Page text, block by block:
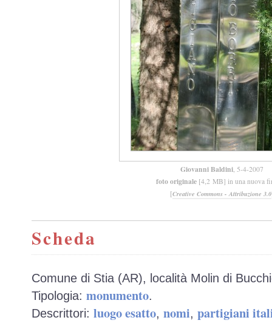
Giovanni Baldini, 5-4-2007
foto originale [4,2 MB] in una nuova
[Creative Commons - Attribuzione 3.0
Scheda
Comune di Stia (AR), località Molin di
Tipologia: monumento.
Descrittori: luogo esatto, nomi, partigiani